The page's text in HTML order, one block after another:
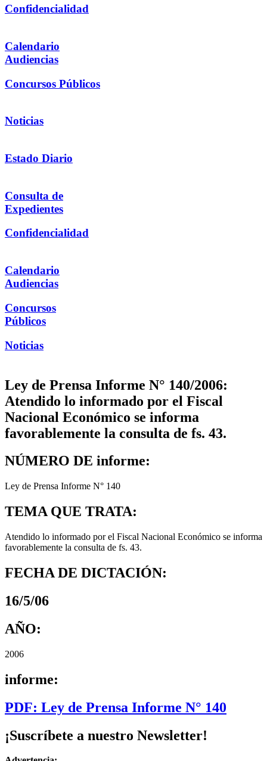
Confidencialidad
Calendario
Audiencias
Concursos Públicos
Noticias
Estado Diario
Consulta de
Expedientes
Confidencialidad
Calendario
Audiencias
Concursos
Públicos
Noticias
Ley de Prensa Informe N° 140/2006:
Atendido lo informado por el Fiscal
Nacional Económico se informa
favorablemente la consulta de fs. 43.
NÚMERO DE informe:
Ley de Prensa Informe N° 140
TEMA QUE TRATA:
Atendido lo informado por el Fiscal Nacional Económico se informa
favorablemente la consulta de fs. 43.
FECHA DE DICTACIÓN:
16/5/06
AÑO:
2006
informe:
PDF: Ley de Prensa Informe N° 140
¡Suscríbete a nuestro Newsletter!